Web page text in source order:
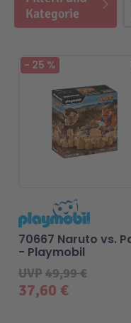
Kategorie
- 25 %
37,60 €
UVP49,99 €
70667 Naruto vs.
- Playmobil